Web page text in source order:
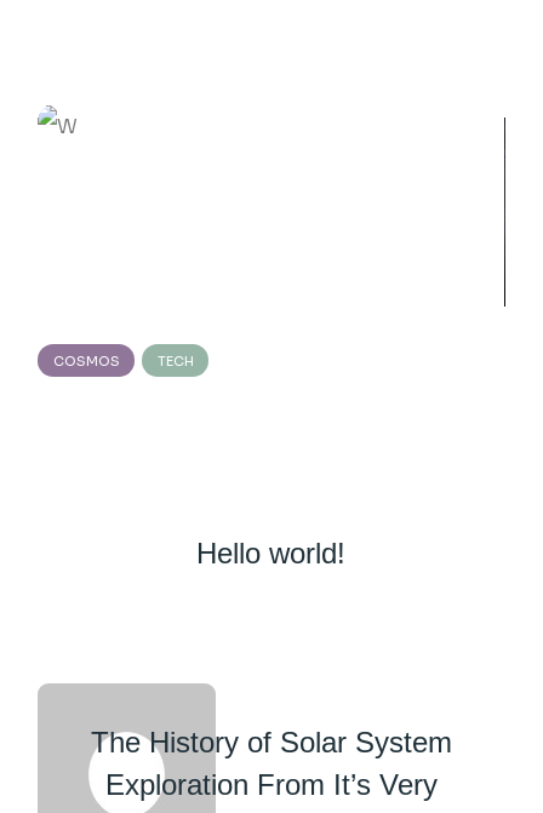
COSMOS TECH
Hello world!
The History of Solar System
Exploration From It’s Very